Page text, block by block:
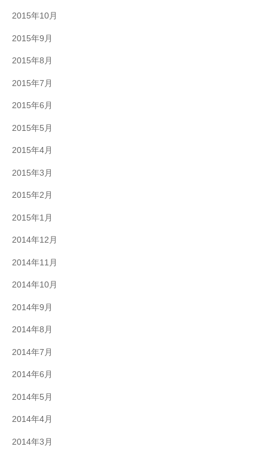
2015年10月
2015年9月
2015年8月
2015年7月
2015年6月
2015年5月
2015年4月
2015年3月
2015年2月
2015年1月
2014年12月
2014年11月
2014年10月
2014年9月
2014年8月
2014年7月
2014年6月
2014年5月
2014年4月
2014年3月